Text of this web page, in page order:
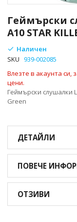
Геймърски
A10 STAR
Наличен
SKU 939-002085
Влезте в акаунта си,
цени.
Геймърски слушалки
Green
към
началото
на
галерия
снимки
ДЕТАЙЛИ
ПОВЕЧЕ
ОТЗИВИ